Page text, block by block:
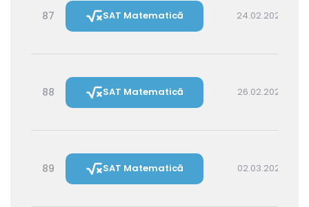
87 SAT Matematică 24.02.2027 14:30
88 SAT Matematică 26.02.2027 16:00
89 SAT Matematică 02.03.2027 16:00